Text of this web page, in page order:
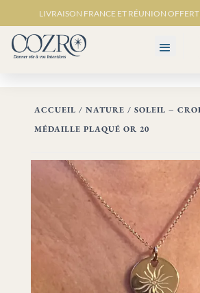
LIVRAISON FRANCE ET RÉUNION
ACCUEIL / NATURE / SOLEIL –
MÉDAILLE PLAQUÉ OR 20